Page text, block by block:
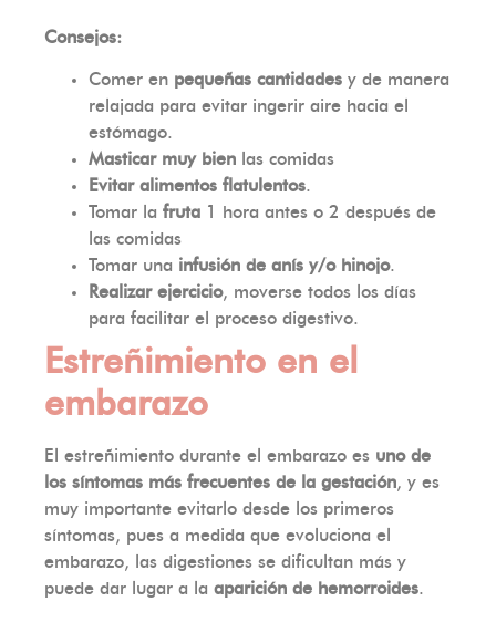
Consejos:
Comer en pequeñas cantidades y de manera
relajada para evitar ingerir aire hacia el
estómago.
Masticar muy bien las comidas
Evitar alimentos flatulentos.
Tomar la fruta 1 hora antes o 2 después de
las comidas
Tomar una infusión de anís y/o hinojo.
Realizar ejercicio, moverse todos los días
para facilitar el proceso digestivo.
Estreñimiento en el
embarazo
El estreñimiento durante el embarazo es uno de
los síntomas más frecuentes de la gestación, y es
muy importante evitarlo desde los primeros
síntomas, pues a medida que evoluciona el
embarazo, las digestiones se dificultan más y
puede dar lugar a la aparición de hemorroides.